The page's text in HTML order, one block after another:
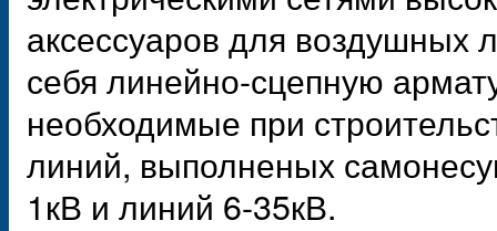
аксессуаров для воздушных
себя линейно-сцепную
необходимые при
линий, выполненых
1кВ и линий 6-35кВ.